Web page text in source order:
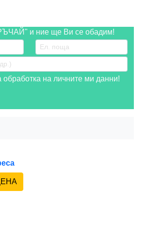
и ние ще Ви се обадим!
на личните ми данни!